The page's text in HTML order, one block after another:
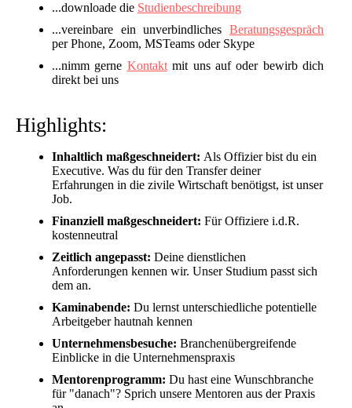
...downloade die Studienbeschreibung
...vereinbare ein unverbindliches Beratungsgespräch
per Phone, Zoom, MSTeams oder Skype
...nimm gerne Kontaktmit uns auf oder bewirb dich
direkt bei uns
Highlights:
Inhaltlich maßgeschneidert: Als Offizier bist du ein
Executive. Was du für den Transfer deiner
Erfahrungen in die zivile Wirtschaft benötigst, ist unser
Job.
Finanziell maßgeschneidert: Für Offiziere i.d.R.
kostenneutral
Zeitlich angepasst: Deine dienstlichen
Anforderungen kennen wir. Unser Studium passt sich
dem an.
Kaminabende: Du lernst unterschiedliche potentielle
Arbeitgeber hautnah kennen
Unternehmensbesuche: Branchenübergreifende
Einblicke in die Unternehmenspraxis
Mentorenprogramm: Du hast eine Wunschbranche
für "danach"? Sprich unsere Mentoren aus der Praxis